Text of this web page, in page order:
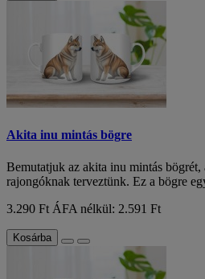
Akita inu mintás bögre
Bemutatjuk az akita inu mintás bögrét,
rajongóknak terveztünk. Ez a bögre
3.290 Ft ÁFA nélkül: 2.591 Ft
Kosárba